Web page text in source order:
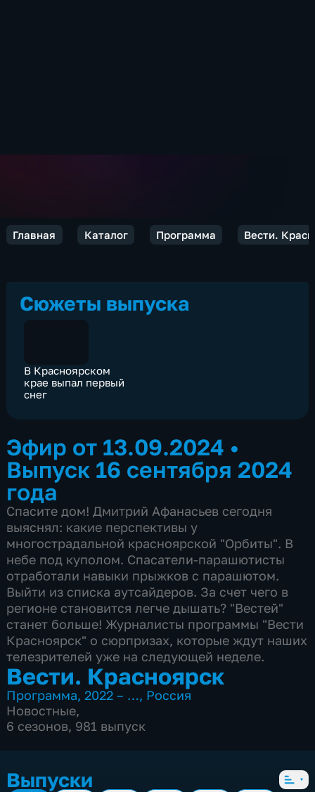
Главная Каталог Программа Вести.
Сюжеты выпуска
В Красноярском
крае выпал первый
снег
Эфир от 13.09.2024 •
Выпуск 16 сентября 2024
года
Спасите дом! Дмитрий Афанасьев сегодня
выяснял: какие перспективы у
многострадальной красноярской "Орбиты". В
небе под куполом. Спасатели-парашютисты
отработали навыки прыжков с парашютом.
Выйти из списка аутсайдеров. За счет чего в
регионе становится легче дышать? "Вестей"
станет больше! Журналисты программы "Вести
Красноярск" о сюрпризах, которые ждут наших
телезрителей уже на следующей неделе.
Вести. Красноярск
Программа,2022 – …, Россия
Новостные,
6 сезонов, 981 выпуск
Выпуски